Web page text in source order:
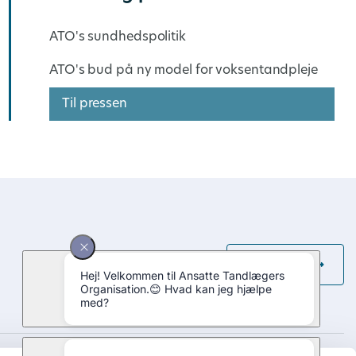
ATO's sundhedspolitik
ATO's bud på ny model for voksentandpleje
Til pressen